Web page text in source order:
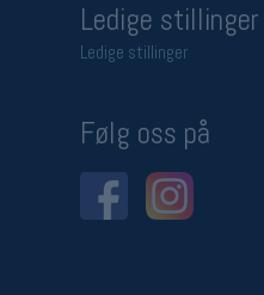
Ledige stillinger
Ledige stillinger
Følg oss på